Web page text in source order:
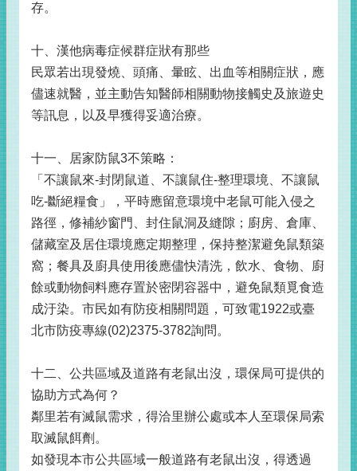
存。
十、漢他病毒症候群症狀有那些
民眾若出現發燒、頭痛、暈眩、出血等相關症狀，應
儘速就醫，並主動告知醫師相關動物接觸史及旅遊史
等訊息，以及早獲得妥適治療。
十一、居家防鼠3不策略：
「不讓鼠來-封閉鼠道、不讓鼠住-整理環境、不讓鼠
吃-斷絕糧食」，平時應留意環境中老鼠可能入侵之
路徑，修補紗窗門、封住鼠洞及縫隙；廚房、倉庫、
儲藏室及居住環境應定期整理，保持整潔避免鼠類築
窩；餐具及廚具使用後應儘快清洗，飲水、食物、廚
餘或動物飼料應存置於密閉容器中，避免鼠類覓食造
成汙染。市民如有防疫相關問題，可致電1922或臺
北市防疫專線(02)2375-3782詢問。
十二、公共區域及道路有老鼠出沒，環保局可提供的
協助方式為何？
鄰里若有滅鼠需求，得洽里辦公處或本人至環保局索
取滅鼠餌劑。
如發現本市公共區域一般道路有老鼠出沒，得透過